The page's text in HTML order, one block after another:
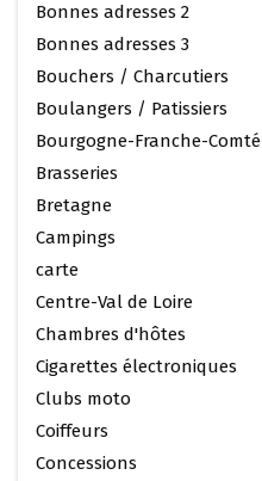
Bonnes adresses 2
Bonnes adresses 3
Bouchers / Charcutiers
Boulangers / Patissiers
Bourgogne-Franche-Comté
Brasseries
Bretagne
Campings
carte
Centre-Val de Loire
Chambres d'hôtes
Cigarettes électroniques
Clubs moto
Coiffeurs
Concessions